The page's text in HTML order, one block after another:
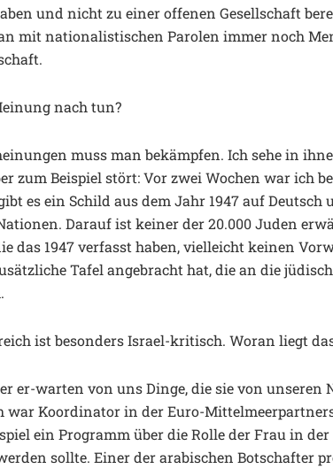
und nicht zu einer offenen Gesellschaft
mit nationalistischen Parolen immer noch
nach tun?
muss man bekämpfen. Ich sehe in
zum Beispiel stört: Vor zwei Wochen war ich
es ein Schild aus dem Jahr 1947 auf Deutsch
Darauf ist keiner der 20.000 Juden
das 1947 verfasst haben, vielleicht keinen
Tafel angebracht hat, die an die
ist besonders Israel-kritisch. Woran liegt
er-warten von uns Dinge, die sie von unseren
war Koordinator in der Euro-
ein Programm über die Rolle der Frau in
sollte. Einer der arabischen Botschafter